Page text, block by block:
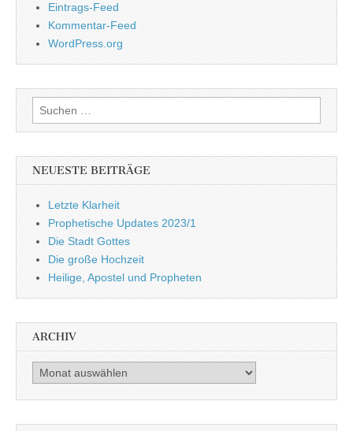
Eintrags-Feed
Kommentar-Feed
WordPress.org
Suchen
nach:
NEUESTE BEITRÄGE
Letzte Klarheit
Prophetische Updates 2023/1
Die Stadt Gottes
Die große Hochzeit
Heilige, Apostel und Propheten
ARCHIV
Archiv